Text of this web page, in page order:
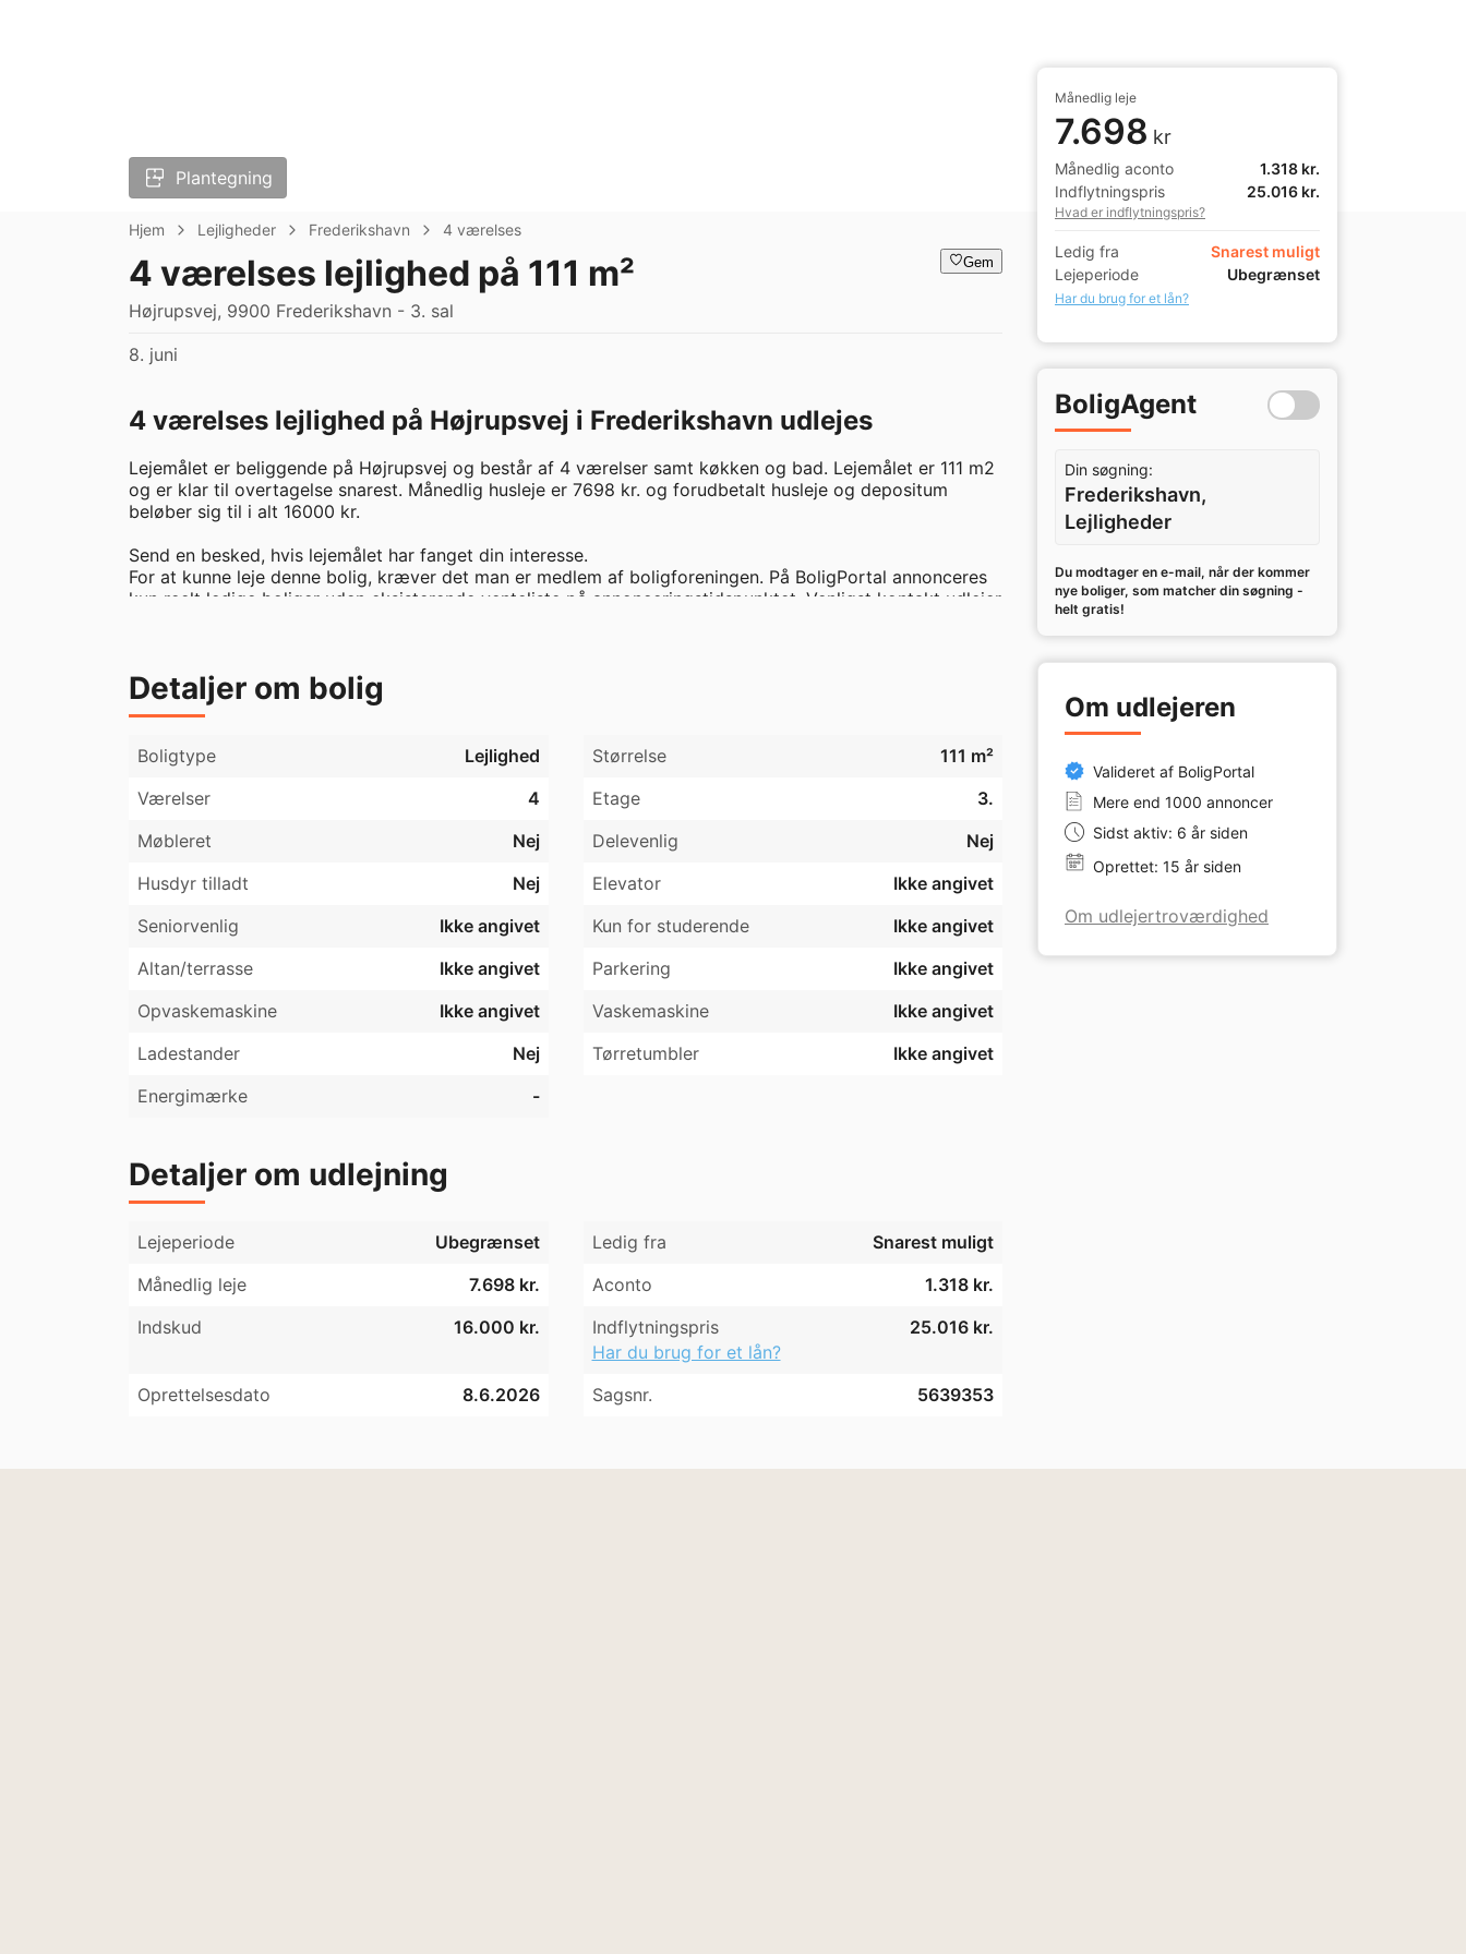
Plantegning
Hjem Lejligheder Frederikshavn 4 værelses
4 værelses lejlighed på 111 m²
Højrupsvej, 9900 Frederikshavn - 3. sal
Gem
8. juni
4 værelses lejlighed på Højrupsvej i Frederikshavn udlejes
Lejemålet er beliggende på Højrupsvej og består af 4 værelser samt køkken og bad. Lejemålet er 111 m2
og er klar til overtagelse snarest. Månedlig husleje er 7698 kr. og forudbetalt husleje og depositum
beløber sig til i alt 16000 kr.
Send en besked, hvis lejemålet har fanget din interesse.
For at kunne leje denne bolig, kræver det man er medlem af boligforeningen. På BoligPortal annonceres
kun reelt ledige boliger uden eksisterende venteliste på annonceringstidspunktet. Venligst kontakt udlejer
Detaljer om bolig
Boligtype Lejlighed Størrelse
111 m²
Værelser
4 Etage
3.
Møbleret
Nej Delevenlig
Nej
Husdyr tilladt
Nej Elevator
Ikke angivet
Seniorvenlig
Ikke angivet Kun for studerende
Ikke angivet
Altan/terrasse
Ikke angivet Parkering
Ikke angivet
Opvaskemaskine
Ikke angivet Vaskemaskine
Ikke angivet
Ladestander
Nej Tørretumbler
Ikke angivet
Energimærke
-
Detaljer om udlejning
Lejeperiode Ubegrænset Ledig fra
Snarest muligt
Månedlig leje
7.698 kr. Aconto
1.318 kr.
Indskud
16.000 kr. Indflytningspris
25.016 kr.
Har du brug for et lån?
Oprettelsesdato
8.6.2026 Sagsnr. 5639353
Månedlig leje
7.698 kr
Månedlig aconto
1.318 kr.
Indflytningspris
25.016 kr.
Hvad er indflytningspris?
Ledig fra
Snarest muligt
Lejeperiode
Ubegrænset
Har du brug for et lån?
BoligAgent
Din søgning:
Frederikshavn,
Lejligheder
Du modtager en e-mail, når der kommer
nye boliger, som matcher din søgning -
helt gratis!
Om udlejeren
Valideret af BoligPortal
Mere end 1000 annoncer
Sidst aktiv: 6 år siden
Oprettet: 15 år siden
Om udlejertroværdighed